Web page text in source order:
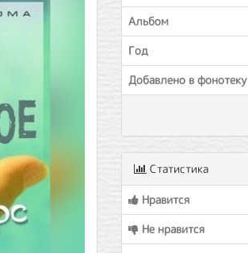
Альбом
Год
Добавлено в фонотеку
Статистика
Нравится
Не нравится